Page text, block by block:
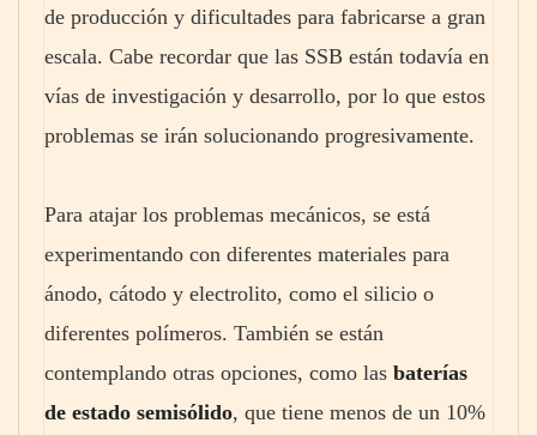
de producción y dificultades para fabricarse a gran
escala. Cabe recordar que las SSB están todavía en
vías de investigación y desarrollo, por lo que estos
problemas se irán solucionando progresivamente.
Para atajar los problemas mecánicos, se está
experimentando con diferentes materiales para
ánodo, cátodo y electrolito, como el silicio o
diferentes polímeros. También se están
contemplando otras opciones, como las baterías
de estado semisólido, que tiene menos de un 10%